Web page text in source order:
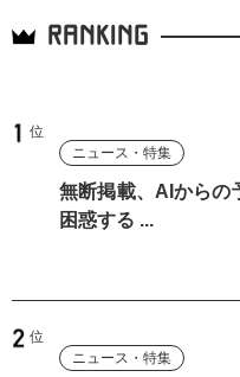
RANKING
ニュース・特集
無断掲載、AIから
困惑する ...
ニュース・特集